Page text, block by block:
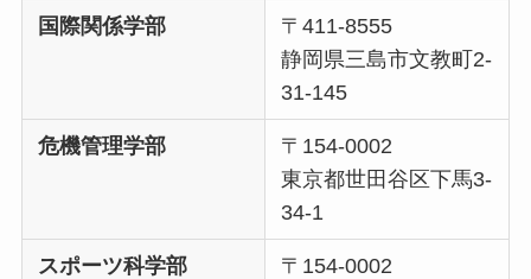
国際関係学部
〒411-8555
静岡県三島市文教町2-
31-145
危機管理学部
〒154-0002
東京都世田谷区下馬3-
34-1
スポーツ科学部
〒154-0002